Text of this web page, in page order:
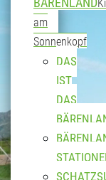
am
Sonnenkopf
DAS
IST
DAS